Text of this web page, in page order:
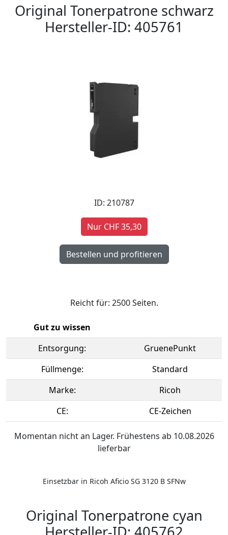
Original Tonerpatrone schwarz
Hersteller-ID: 405761
ID: 210787
Nur CHF 35,30
Reicht für: 2500 Seiten.
Gut zu wissen
Entsorgung:
GruenePunkt
Füllmenge:
Standard
Marke:
Ricoh
CE:
CE-Zeichen
Momentan nicht an Lager. Frühestens ab 10.08.2026
lieferbar
Einsetzbar in Ricoh Aficio SG 3120 B SFNw
Original Tonerpatrone cyan